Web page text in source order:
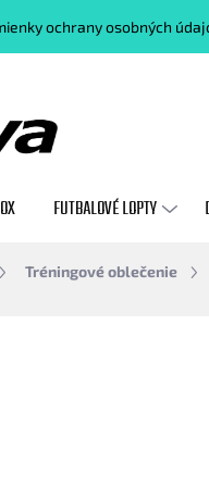
ochrany osobných
FUTBALOVÉ LOPTY
Tréningové oblečenie